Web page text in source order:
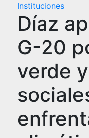
Instituciones
Díaz
G-20
verde